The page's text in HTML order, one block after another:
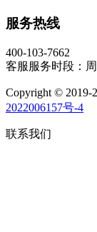
服务热线
400-103-7662
客服服务时段：
Copyright ©
2022006157号-4
联系我们